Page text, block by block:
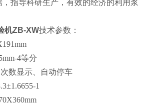
指导科研生产，有效的经济的利用浆
机ZB-XW技术参数：
4等分
数显示、自动停车
1